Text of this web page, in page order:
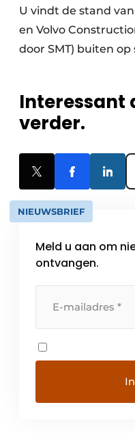
U vindt de stand
en Volvo
door SMT) buiten op
Interessant
verder.
NIEUWSBRIEF
Meld u aan om
ontvangen.